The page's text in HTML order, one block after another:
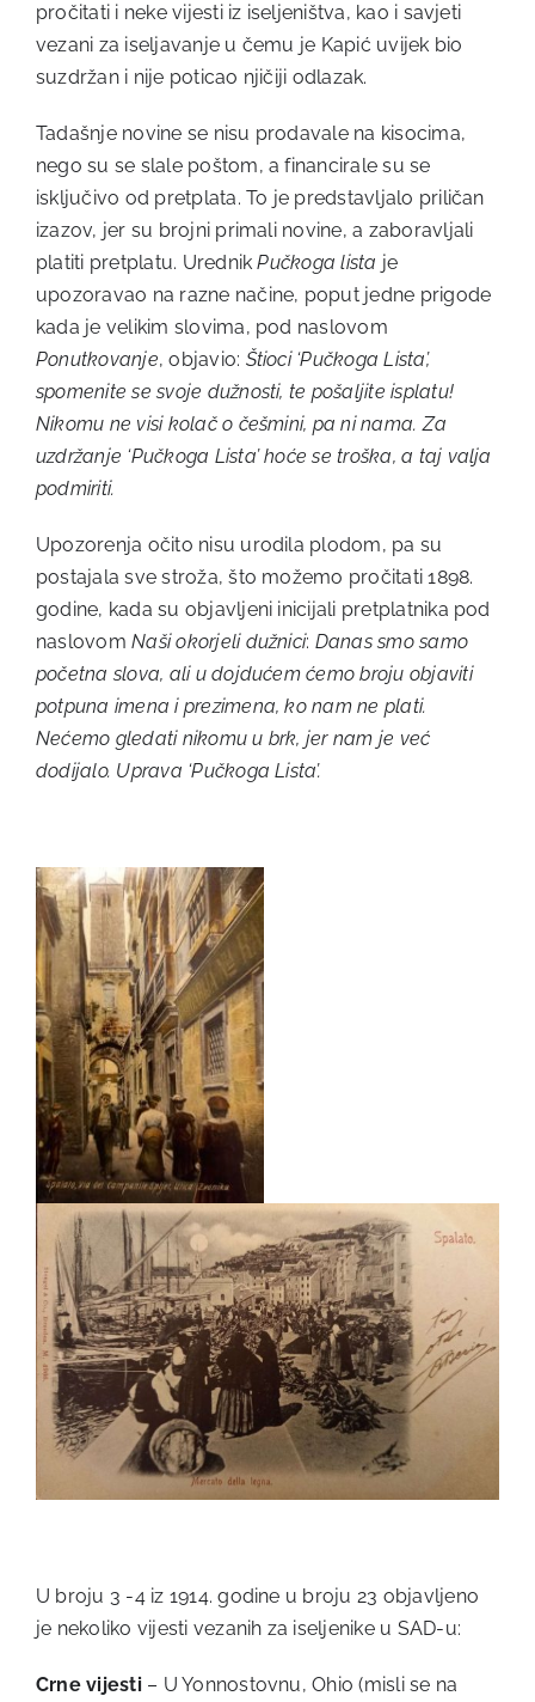
pročitati i neke vijesti iz iseljeništva, kao i savjeti
vezani za iseljavanje u čemu je Kapić uvijek bio
suzdržan i nije poticao njičiji odlazak.
Tadašnje novine se nisu prodavale na kisocima,
nego su se slale poštom, a financirale su se
isključivo od pretplata. To je predstavljalo priličan
izazov, jer su brojni primali novine, a zaboravljali
platiti pretplatu. UrednikPučkoga lista je
upozoravao na razne načine, poput jedne prigode
kada je velikim slovima, pod naslovom
Ponutkovanje, objavio: Štioci ‘Pučkoga Lista’,
spomenite se svoje dužnosti, te pošaljite isplatu!
Nikomu ne visi kolač o češmini, pa ni nama. Za
uzdržanje ‘Pučkoga Lista’ hoće se troška, a taj valja
podmiriti.
Upozorenja očito nisu urodila plodom, pa su
postajala sve stroža, što možemo pročitati 1898.
godine, kada su objavljeni inicijali pretplatnika pod
naslovomNaši okorjeli dužnici: Danas smo samo
početna slova, ali u dojdućem ćemo broju objaviti
potpuna imena i prezimena, ko nam ne plati.
Nećemo gledati nikomu u brk, jer nam je već
dodijalo. Uprava ‘Pučkoga Lista’.
U broju 3 -4 iz 1914. godine u broju 23 objavljeno
je nekoliko vijesti vezanih za iseljenike u SAD-u:
Crne vijesti– U Yonnostovnu, Ohio (misli se na